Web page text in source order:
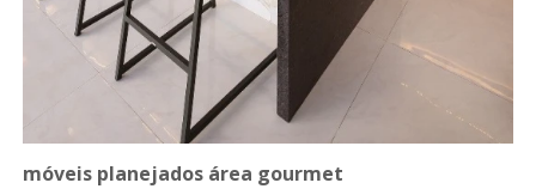
móveis planejados área gourmet